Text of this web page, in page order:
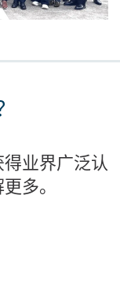
业界广泛认
多。